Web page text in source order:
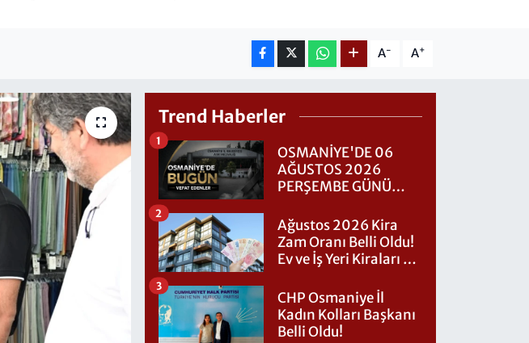
A- A+
Trend Haberler
OSMANİYE'DE 06
AĞUSTOS 2026
PERŞEMBE GÜNÜ
1
Ağustos 2026 Kira
Zam Oranı Belli Oldu!
Ev ve İş Yeri Kiraları Ne
2
CHP Osmaniye İl
Kadın Kolları Başkanı
Belli Oldu!
3